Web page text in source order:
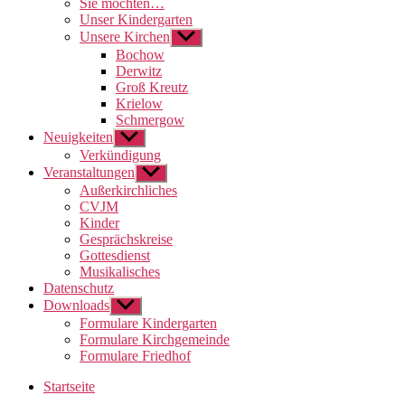
Sie möchten…
Unser Kindergarten
Unsere Kirchen Untermenü
anzeigen
Bochow
Derwitz
Groß Kreutz
Krielow
Schmergow
Neuigkeiten Untermenü
anzeigen
Verkündigung
Veranstaltungen Untermenü
anzeigen
Außerkirchliches
CVJM
Kinder
Gesprächskreise
Gottesdienst
Musikalisches
Datenschutz
Downloads Untermenü
anzeigen
Formulare Kindergarten
Formulare Kirchgemeinde
Formulare Friedhof
Startseite